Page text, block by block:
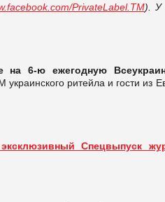
PrivateLabel.TM). У
на 6-ю ежегодную
украинского ритейла и гости из
Спецвыпуск